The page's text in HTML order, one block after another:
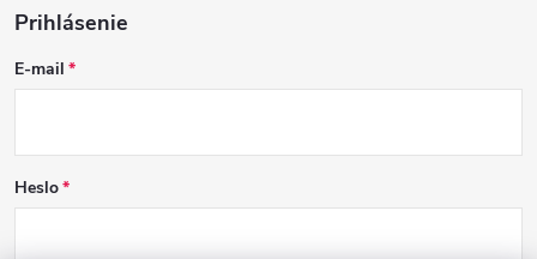
Prihlásenie
E-mail
Heslo